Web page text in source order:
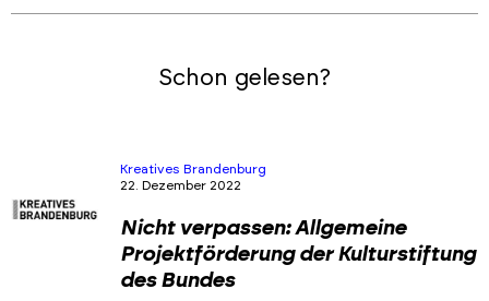
Schon gelesen?
Kreatives Brandenburg
22. Dezember 2022
Nicht verpassen: Allgemeine
Projektförderung der Kulturstiftung
des Bundes